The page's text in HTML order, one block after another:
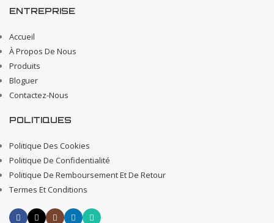
ENTREPRISE
Accueil
À Propos De Nous
Produits
Bloguer
Contactez-Nous
POLITIQUES
Politique Des Cookies
Politique De Confidentialité
Politique De Remboursement Et De Retour
Termes Et Conditions